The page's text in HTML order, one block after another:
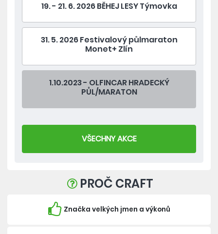
19. - 21. 6. 2026 BĚHEJ LESY Týmovka
31. 5. 2026 Festivalový půlmaraton
Monet+ Zlín
1.10.2023 - OLFINCAR HRADECKÝ
PŮL/MARATON
VŠECHNY AKCE
PROČ CRAFT
Značka velkých jmen a výkonů